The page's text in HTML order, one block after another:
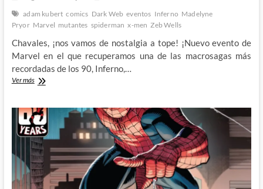
adam kubert comics Dark Web eventos Inferno Madelyne
Pryor Marvel mutantes spiderman x-men Zeb Wells
Chavales, ¡nos vamos de nostalgia a tope! ¡Nuevo evento de
Marvel en el que recuperamos una de las macrosagas más
recordadas de los 90, Inferno,…
Ver másInferno
desenmarañar
Dark
Web